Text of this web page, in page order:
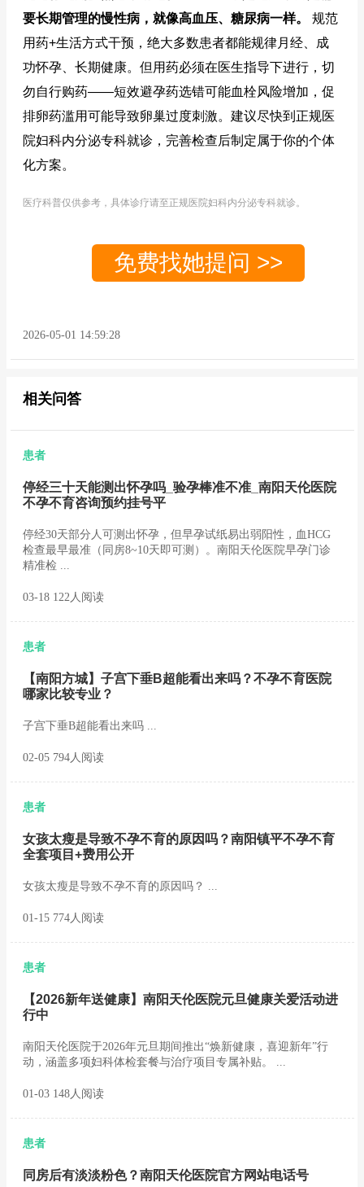
要长期管理的慢性病，就像高血压、糖尿病一样。
规范
用药+生活方式干预，绝大多数患者都能规律月经、成
功怀孕、长期健康。但用药必须在医生指导下进行，切
勿自行购药——短效避孕药选错可能血栓风险增加，促
排卵药滥用可能导致卵巢过度刺激。建议尽快到正规医
院妇科内分泌专科就诊，完善检查后制定属于你的个体
化方案。
医疗科普仅供参考，具体诊疗请至正规医院妇科内分泌专科就诊。
免费找她提问 >>
2026-05-01 14:59:28
相关问答
患者
停经三十天能测出怀孕吗_验孕棒准不准_南阳天伦医院
不孕不育咨询预约挂号平
停经30天部分人可测出怀孕，但早孕试纸易出弱阳性，血HCG
检查最早最准（同房8~10天即可测）。南阳天伦医院早孕门诊
精准检 ...
03-18 122人阅读
患者
【南阳方城】子宫下垂B超能看出来吗？不孕不育医院
哪家比较专业？
子宫下垂B超能看出来吗 ...
02-05 794人阅读
患者
女孩太瘦是导致不孕不育的原因吗？南阳镇平不孕不育
全套项目+费用公开
女孩太瘦是导致不孕不育的原因吗？ ...
01-15 774人阅读
患者
【2026新年送健康】南阳天伦医院元旦健康关爱活动进
行中
南阳天伦医院于2026年元旦期间推出“焕新健康，喜迎新年”行
动，涵盖多项妇科体检套餐与治疗项目专属补贴。 ...
01-03 148人阅读
患者
同房后有淡淡粉色？南阳天伦医院官方网站电话号